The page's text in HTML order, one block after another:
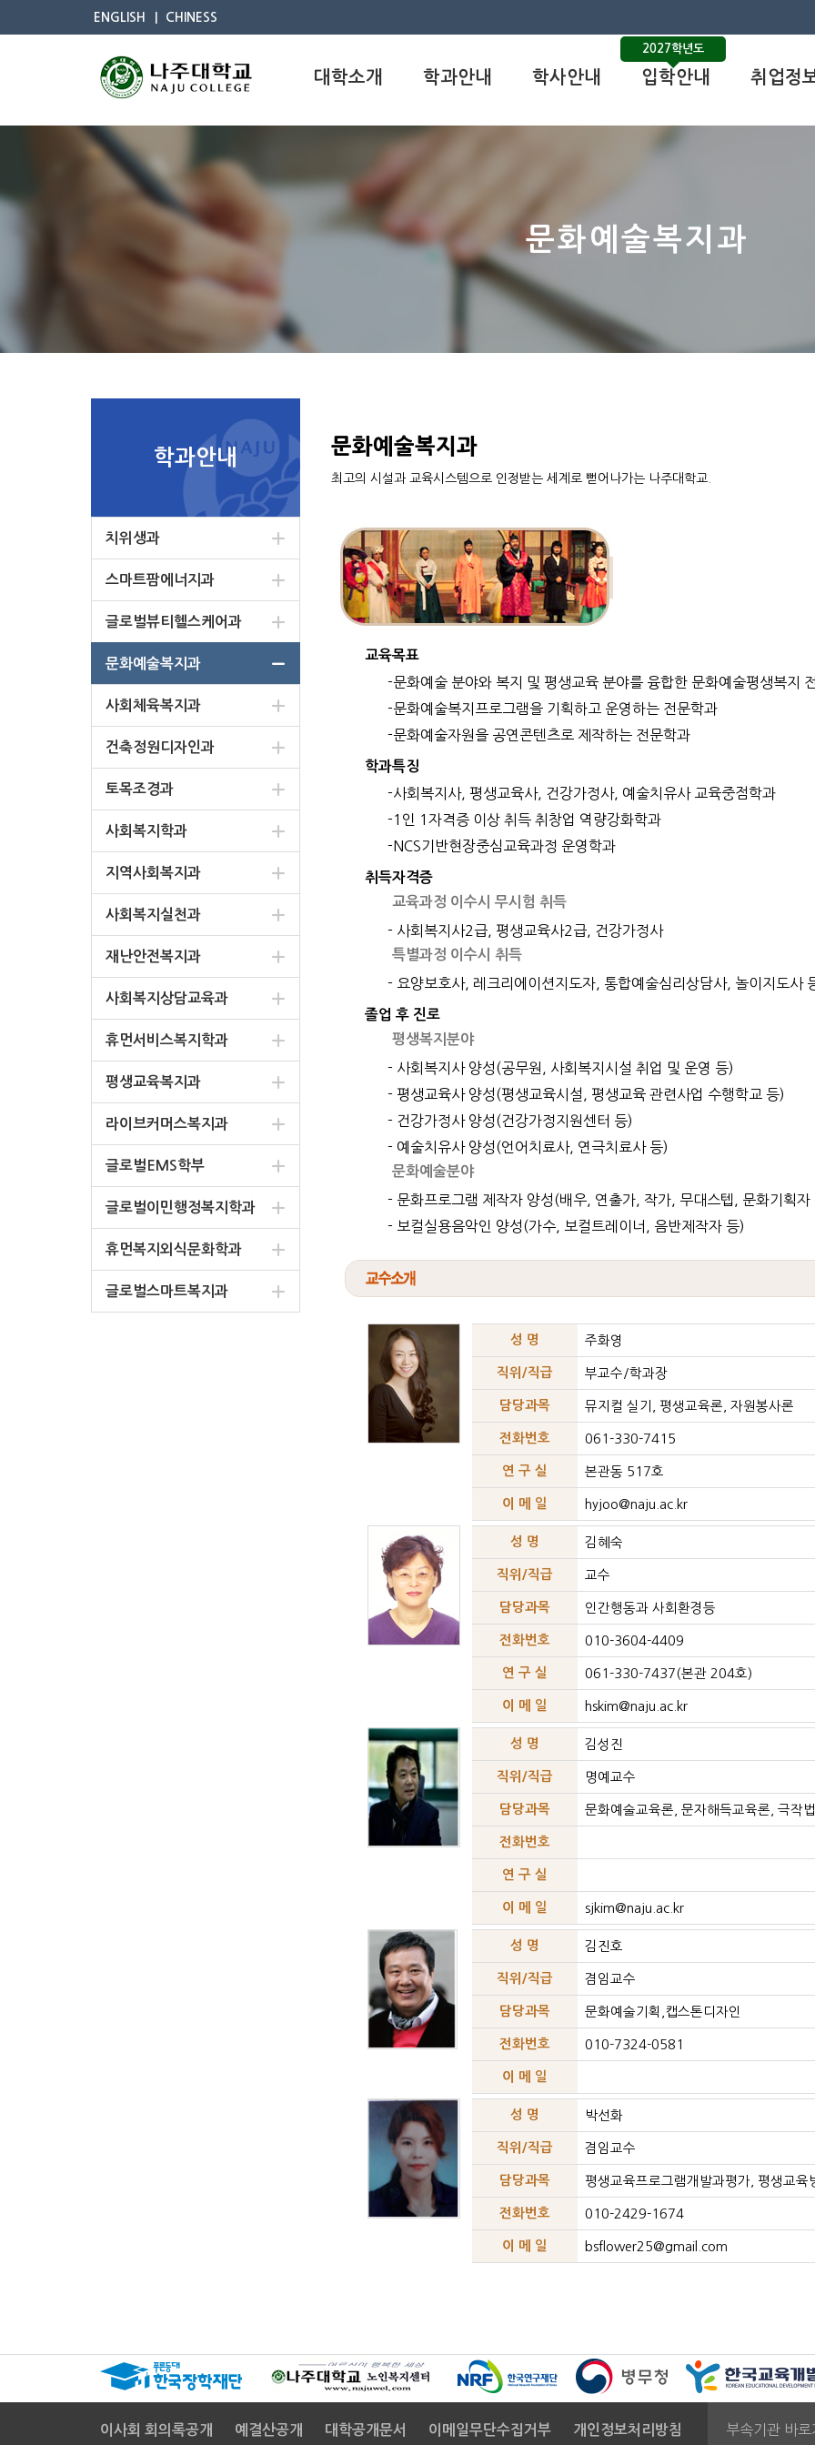
ENGLISH CHINESS
대학소개 학과안내 학사안내 입학안내
2027학년도
취업정
문화예술복지과
학과안내
치위생과
스마트팜에너지과
글로벌뷰티헬스케어과
문화예술복지과
사회체육복지과
건축정원디자인과
토목조경과
사회복지학과
지역사회복지과
사회복지실천과
재난안전복지과
사회복지상담교육과
휴먼서비스복지학과
평생교육복지과
라이브커머스복지과
글로벌EMS학부
글로벌이민행정복지학과
휴먼복지외식문화학과
글로벌스마트복지과
문화예술복지과
최고의 시설과 교육시스템으로 인정받는 세계로 뻗어나가는 나주대학교.
교육목표
-문화예술 분야와 복지 및 평생교육 분야를 융합한 문화예술평생복지
-문화예술복지프로그램을 기획하고 운영하는 전문학과
-문화예술자원을 공연콘텐츠로 제작하는 전문학과
학과특징
-사회복지사, 평생교육사, 건강가정사, 예술치유사 교육중점학과
-1인 1자격증 이상 취득 취창업 역량강화학과
-NCS기반현장중심교육과정 운영학과
취득자격증
교육과정 이수시 무시험 취득
- 사회복지사2급, 평생교육사2급, 건강가정사
특별과정 이수시 취득
- 요양보호사, 레크리에이션지도자, 통합예술심리상담사, 놀이지도사
졸업 후 진로
평생복지분야
- 사회복지사 양성(공무원, 사회복지시설 취업 및 운영 등)
- 평생교육사 양성(평생교육시설, 평생교육 관련사업 수행학교 등)
- 건강가정사 양성(건강가정지원센터 등)
- 예술치유사 양성(언어치료사, 연극치료사 등)
문화예술분야
- 문화프로그램 제작자 양성(배우, 연출가, 작가, 무대스텝, 문화기획자
- 보컬실용음악인 양성(가수, 보컬트레이너, 음반제작자 등)
성 명 주화영
직위/직급 부교수/학과장
담당과목 뮤지컬 실기, 평생교육론, 자원봉사론
전화번호 061-330-7415
연 구 실 본관동 517호
이 메 일 hyjoo@naju.ac.kr
성 명 김혜숙
직위/직급 교수
담당과목 인간행동과 사회환경등
전화번호 010-3604-4409
연 구 실 061-330-7437(본관 204호)
이 메 일 hskim@naju.ac.kr
성 명 김성진
직위/직급 명예교수
담당과목 문화예술교육론, 문자해득교육론, 극작
전화번호
연 구 실
이 메 일 sjkim@naju.ac.kr
성 명 김진호
직위/직급 겸임교수
담당과목 문화예술기획,캡스톤디자인
전화번호 010-7324-0581
이 메 일
성 명 박선화
직위/직급 겸임교수
담당과목 평생교육프로그램개발과평가, 평생교육
전화번호 010-2429-1674
이 메 일 bsflower25@gmail.com
이사회 회의록공개 예결산공개 대학공개문서 이메일무단수집거부 개인정보처리방침 부속기관 바로